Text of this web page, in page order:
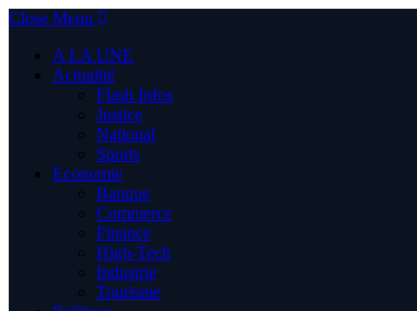
Close Menu
A LA UNE
Actualité
Flash Infos
Justice
National
Sports
Economie
Banque
Commerce
Finance
High-Tech
Industrie
Tourisme